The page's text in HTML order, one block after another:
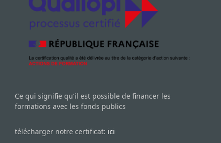
Ce qui signifie qu'il est possible de financer les
formations avec les fonds publics
télécharger notre certificat: ici